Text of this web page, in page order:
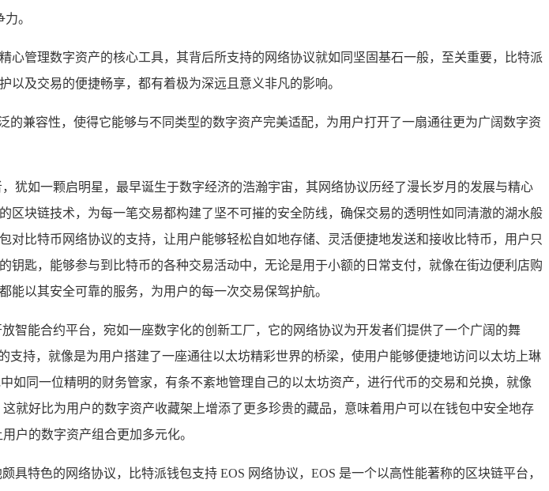
。
管理数字资产的核心工具，其背后所支持的网络协议就如同坚固基石一般，至关重要，比特派
及交易的便捷畅享，都有着极为深远且意义非凡的影响。
兼容性，使得它能够与不同类型的数字资产完美适配，为用户打开了一扇通往更为广阔数字资
犹如一颗启明星，最早诞生于数字经济的浩瀚宇宙，其网络协议历经了漫长岁月的发展与精心
块链技术，为每一笔交易都构建了坚不可摧的安全防线，确保交易的透明性如同清澈的湖水般
比特币网络协议的支持，让用户能够轻松自如地存储、灵活便捷地发送和接收比特币，用户只
匙，能够参与到比特币的各种交易活动中，无论是用于小额的日常支付，就像在街边便利店购
以其安全可靠的服务，为用户的每一次交易保驾护航。
智能合约平台，宛如一座数字化的创新工厂，它的网络协议为开发者们提供了一个广阔的舞
持，就像是为用户搭建了一座通往以太坊精彩世界的桥梁，使用户能够便捷地访问以太坊上琳
同一位精明的财务管家，有条不紊地管理自己的以太坊资产，进行代币的交易和兑换，就像
就好比为用户的数字资产收藏架上增添了更多珍贵的藏品，意味着用户可以在钱包中安全地存
户的数字资产组合更加多元化。
特色的网络协议，比特派钱包支持 EOS 网络协议，EOS 是一个以高性能著称的区块链平台，